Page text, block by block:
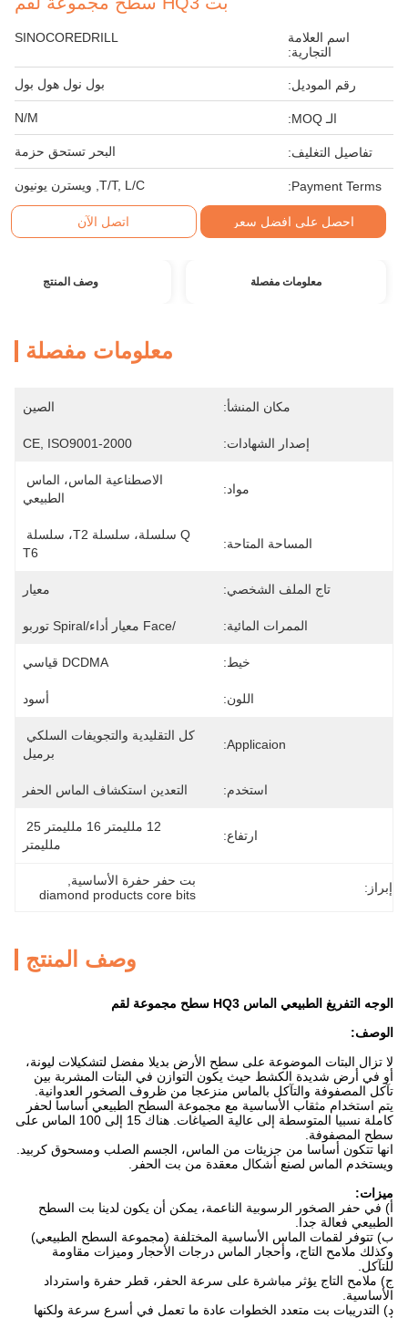
اسم العلامة
التجارية:
SINOCOREDRILL
رقم الموديل: بول نول هول بول
الـ MOQ: N/M
تفاصيل التغليف: البحر تستحق حزمة
Payment Terms: T/T, L/C, ويسترن يونيون
احصل على افضل سعر اتصل الآن
معلومات مفصلة وصف المنتج
معلومات مفصلة
مكان المنشأ: الصين
إصدار الشهادات: CE, ISO9001-2000
مواد:
الطبيعي
المساحة المتاحة:
T6
تاج الملف الشخصي: معيار
الممرات المائية: /Face معيار أداء/Spiral توربو
خيط: DCDMA قياسي
اللون: أسود
Applicaion:
برميل
استخدم: التعدين استكشاف الماس الحفر
ارتفاع:
ملليمتر
إبراز: بت حفر حفرة الأساسية
diamond products core bits
وصف المنتج
الوجه التفريغ الطبيعي الماس HQ3 سطح مجموعة لقم
الوصف:
لا تزال البتات الموضوعة على سطح الأرض بديلا مفضل لتشكيلات ليونة،
أو في أرض شديدة الكشط حيث يكون التوازن في البتات المشربة بين
تآكل المصفوفة والتآكل بالماس منزعجا من ظروف الصخور العدوانية.
يتم استخدام مثقاب الأساسية مع مجموعة السطح الطبيعي أساسا لحفر
كاملة نسبيا المتوسطة إلى عالية الصياغات. هناك 15 إلى 100 الماس على
سطح المصفوفة.
انها تتكون أساسا من جزيئات من الماس، الجسم الصلب ومسحوق كربيد.
ويستخدم الماس لصنع أشكال معقدة من بت الحفر.
ميزات:
أ) في حفر الصخور الرسوبية الناعمة، يمكن أن يكون لدينا بت السطح
الطبيعي فعالة جدا.
ب) تتوفر لقمات الماس الأساسية المختلفة (مجموعة السطح الطبيعي)
وكذلك ملامح التاج، وأحجار الماس درجات الأحجار وميزات مقاومة
للتآكل.
ج) ملامح التاج يؤثر مباشرة على سرعة الحفر، قطر حفرة واسترداد
الأساسية.
د) التدريبات بت متعدد الخطوات عادة ما تعمل في أسرع سرعة ولكنها